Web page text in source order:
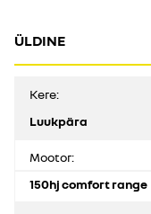
ÜLDINE
Kere:
Luukpära
Mootor:
150hj comfort range